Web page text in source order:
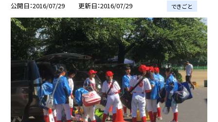
公開日 2016/07/29 更新日 2016/07/29 できごと